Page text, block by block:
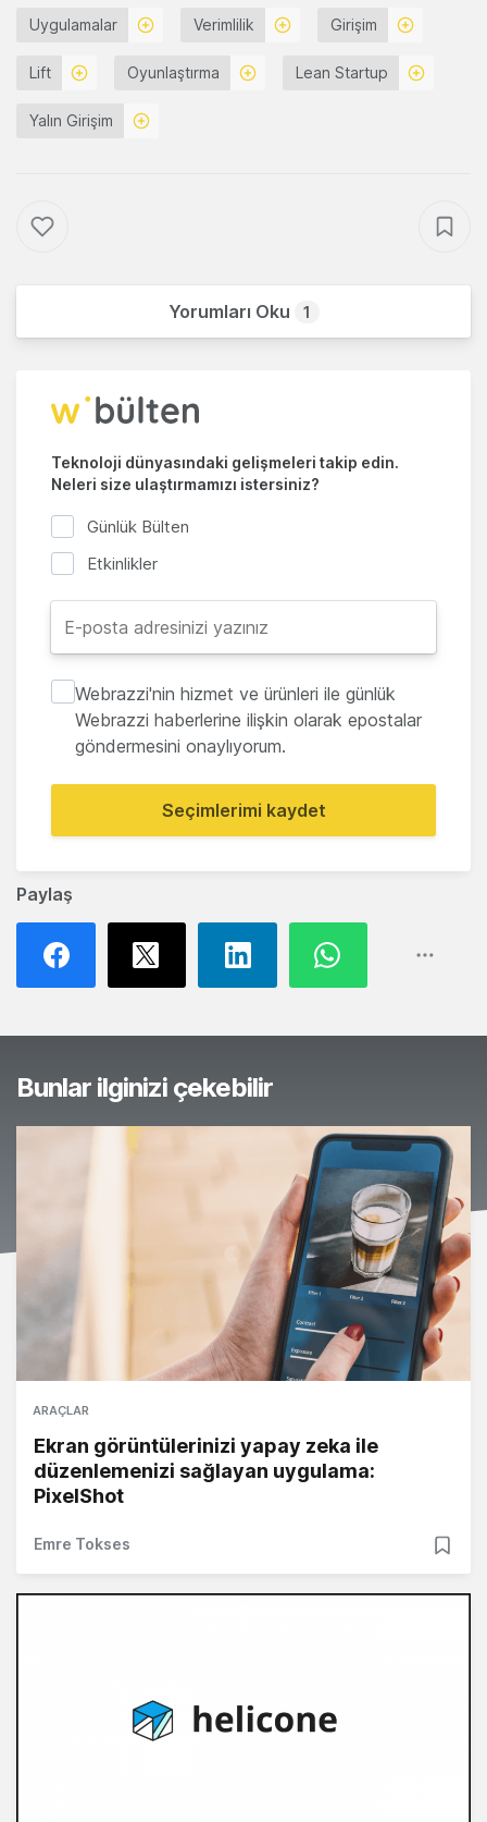
Paylaş
Uygulamalar Verimlilik Girişim
Lift Oyunlaştırma Lean Startup
Yalın Girişim
Yorumları Oku 1
Teknoloji dünyasındaki gelişmeleri takip edin.
Neleri size ulaştırmamızı istersiniz?
Günlük Bülten
Etkinlikler
Webrazzi'nin hizmet ve ürünleri ile günlük
Webrazzi haberlerine ilişkin olarak epostalar
göndermesini onaylıyorum.
Seçimlerimi kaydet
Bunlar ilginizi çekebilir
ARAÇLAR
Ekran görüntülerinizi yapay zeka ile
düzenlemenizi sağlayan uygulama:
PixelShot
Emre Tokses